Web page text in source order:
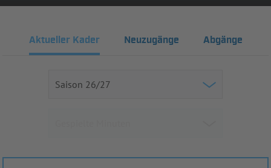
Aktueller Kader Neuzugänge Abgänge